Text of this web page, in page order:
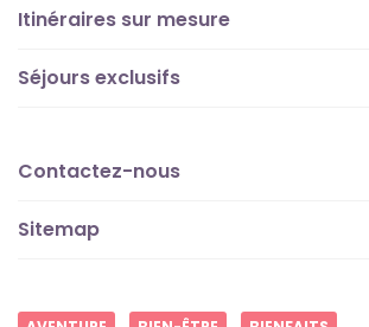
Itinéraires sur mesure
Séjours exclusifs
Contactez-nous
Sitemap